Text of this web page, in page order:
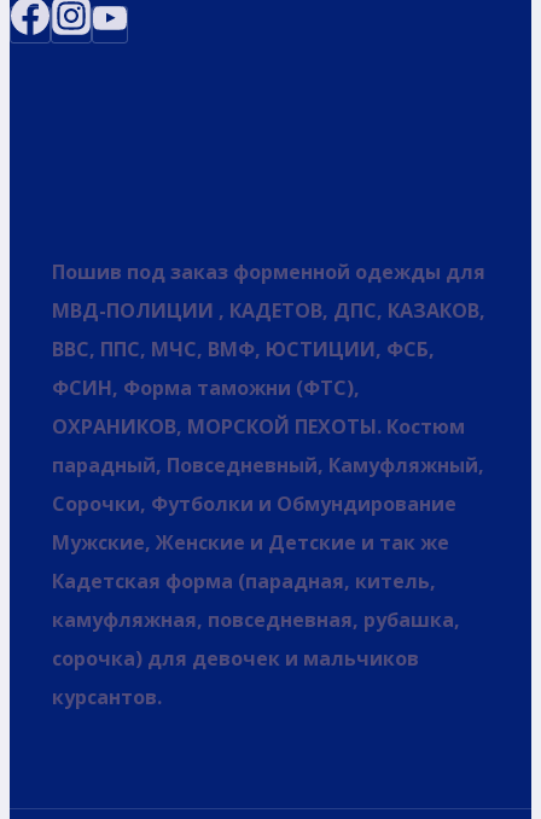
Пошив под заказ форменной одежды для
МВД-ПОЛИЦИИ , КАДЕТОВ, ДПС, КАЗАКОВ,
ВВС, ППС, МЧС, ВМФ, ЮСТИЦИИ, ФСБ,
ФСИН, Форма таможни (ФТС),
ОХРАНИКОВ, МОРСКОЙ ПЕХОТЫ. Костюм
парадный, Повседневный, Камуфляжный,
Сорочки, Футболки и Обмундирование
Мужские, Женские и Детские и так же
Кадетская форма (парадная, китель,
камуфляжная, повседневная, рубашка,
сорочка) для девочек и мальчиков
курсантов.